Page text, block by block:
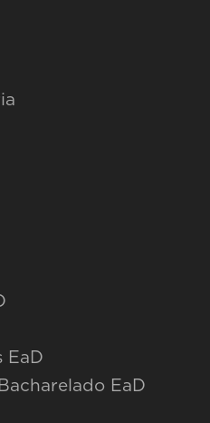
EaD
EaD